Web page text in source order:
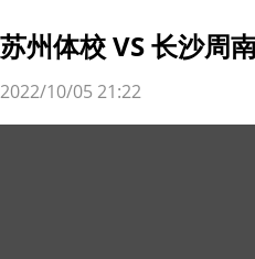
苏州体校 VS 长沙周
2022/10/05 21:22